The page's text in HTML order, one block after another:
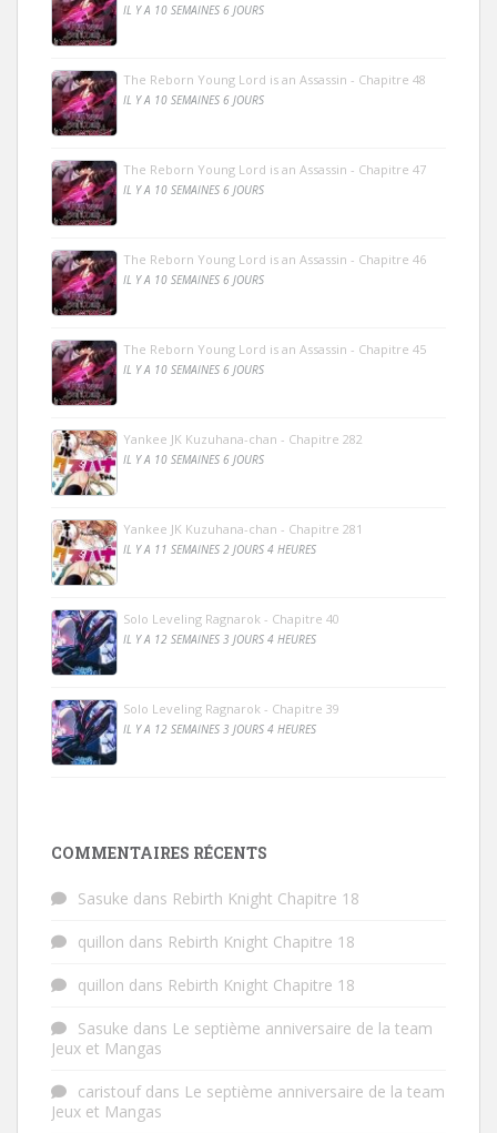
IL Y A 10 SEMAINES 6 JOURS
The Reborn Young Lord is an Assassin - Chapitre 48
IL Y A 10 SEMAINES 6 JOURS
The Reborn Young Lord is an Assassin - Chapitre 47
IL Y A 10 SEMAINES 6 JOURS
The Reborn Young Lord is an Assassin - Chapitre 46
IL Y A 10 SEMAINES 6 JOURS
The Reborn Young Lord is an Assassin - Chapitre 45
IL Y A 10 SEMAINES 6 JOURS
Yankee JK Kuzuhana-chan - Chapitre 282
IL Y A 10 SEMAINES 6 JOURS
Yankee JK Kuzuhana-chan - Chapitre 281
IL Y A 11 SEMAINES 2 JOURS 4 HEURES
Solo Leveling Ragnarok - Chapitre 40
IL Y A 12 SEMAINES 3 JOURS 4 HEURES
Solo Leveling Ragnarok - Chapitre 39
IL Y A 12 SEMAINES 3 JOURS 4 HEURES
COMMENTAIRES RÉCENTS
Sasuke dans Rebirth Knight Chapitre 18
quillon dans Rebirth Knight Chapitre 18
quillon dans Rebirth Knight Chapitre 18
Sasuke dans Le septième anniversaire de la team
Jeux et Mangas
caristoufdans Le septième anniversaire de la team
Jeux et Mangas